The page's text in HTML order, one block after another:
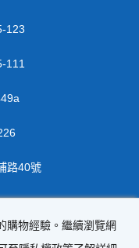
123
111
路40號
購物經驗。繼續瀏覽網